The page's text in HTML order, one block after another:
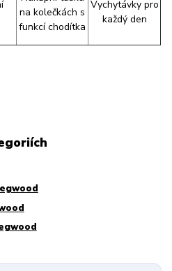
na kolečkách s
funkcí chodítka
Vychytávky pro
každý den